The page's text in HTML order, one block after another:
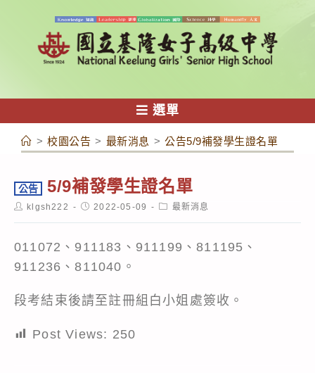
容
選單
> 校園公告 > 最新消息 > 公告5/9補發學生證名單
公告 5/9補發學生證名單
Postklgsh222
Post2022-05-09
Post最新消息
011072、911183、911199、811195、
911236、811040。
段考結束後請至註冊組白小姐處簽收。
Post Views: 250